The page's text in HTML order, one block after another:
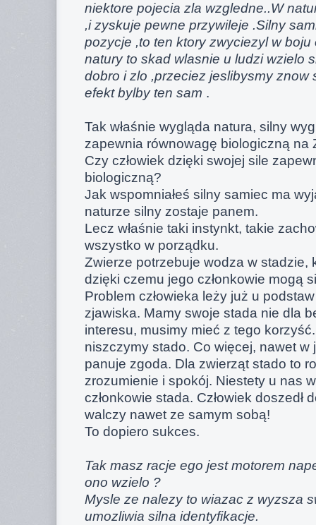
niektore pojecia zla wzgledne..W
,i zyskuje pewne przywileje .Silny
pozycje ,to ten ktory zwyciezyl w
natury to skad wlasnie u ludzi wzielo
dobro i zlo ,przeciez jeslibysmy znow
efekt bylby ten sam .
Tak właśnie wygląda natura, silny
zapewnia równowagę biologiczną na
Czy człowiek dzięki swojej sile
biologiczną?
Jak wspomniałeś silny samiec ma
naturze silny zostaje panem.
Lecz właśnie taki instynkt, takie
wszystko w porządku.
Zwierze potrzebuje wodza w stadzie,
dzięki czemu jego członkowie mogą
Problem człowieka leży już u
zjawiska. Mamy swoje stada nie dla
interesu, musimy mieć z tego
niszczymy stado. Co więcej, nawet w
panuje zgoda. Dla zwierząt stado to
zrozumienie i spokój. Niestety u nas
członkowie stada. Człowiek doszedł
walczy nawet ze samym sobą!
To dopiero sukces.
Tak masz racje ego jest motorem
ono wzielo ?
Mysle ze nalezy to wiazac z wyzsza
umozliwia silna identyfikacje.